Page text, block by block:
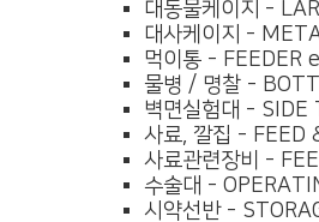
대동물케이지 -
대사케이지 -
먹이통 - FEEDER
물병 / 명찰 -
벽면실험대 - SIDE
사료, 깔집 - FEED
사료관련장비 -
수술대 -
시약선반 -